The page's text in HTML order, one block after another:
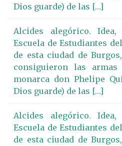
Dios guarde) de las […]
Alcides alegórico.
Escuela de Estudiantes
de esta ciudad de
consiguieron las
monarca don Phelipe
Dios guarde) de las […]
Alcides alegórico.
Escuela de Estudiantes
de esta ciudad de